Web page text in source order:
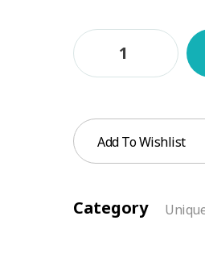
Add To Wishlist
Category